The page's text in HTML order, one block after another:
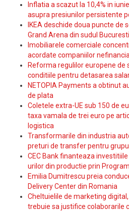
Inflatia a scazut la 10,4% in
asupra presiunilor persistente
IKEA deschide doua puncte de
Grand Arena din sudul
Imobiliarele comerciale
acordate companiilor
Reforma regulilor europene de
conditiile pentru detasarea
NETOPIA Payments a obtinut
de plata
Coletele extra-UE sub 150 de
taxa vamala de trei euro pe
logistica
Transformarile din industria
preturi de transfer pentru
CEC Bank finanteaza
urilor din productie prin
Emilia Dumitrescu preia
Delivery Center din Romania
Cheltuielile de marketing
trebuie sa justifice colaborarile